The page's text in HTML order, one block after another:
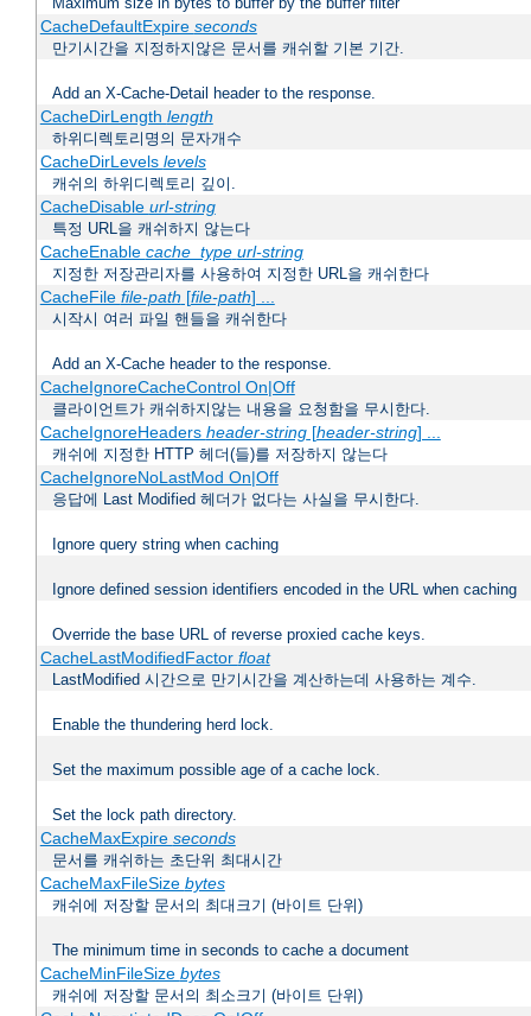
CacheDefaultExpire seconds
만기시간을 지정하지않은 문서를 캐쉬할 기본 기간.
Add an X-Cache-Detail header to the response.
CacheDirLength length
하위디렉토리명의 문자개수
CacheDirLevels levels
캐쉬의 하위디렉토리 깊이.
CacheDisable url-string
특정 URL을 캐쉬하지 않는다
CacheEnable cache_type url-string
지정한 저장관리자를 사용하여 지정한 URL을 캐쉬한다
CacheFile file-path [file-path] ...
시작시 여러 파일 핸들을 캐쉬한다
Add an X-Cache header to the response.
CacheIgnoreCacheControl On|Off
클라이언트가 캐쉬하지않는 내용을 요청함을 무시한다.
CacheIgnoreHeaders header-string[header-string] ...
캐쉬에 지정한 HTTP 헤더(들)를 저장하지 않는다
CacheIgnoreNoLastMod On|Off
응답에 Last Modified 헤더가 없다는 사실을 무시한다.
Ignore query string when caching
Ignore defined session identifiers encoded in the URL when caching
Override the base URL of reverse proxied cache keys.
CacheLastModifiedFactor float
LastModified 시간으로 만기시간을 계산하는데 사용하는 계수.
Enable the thundering herd lock.
Set the maximum possible age of a cache lock.
Set the lock path directory.
CacheMaxExpire seconds
문서를 캐쉬하는 초단위 최대시간
CacheMaxFileSize bytes
캐쉬에 저장할 문서의 최대크기 (바이트 단위)
The minimum time in seconds to cache a document
CacheMinFileSize bytes
캐쉬에 저장할 문서의 최소크기 (바이트 단위)